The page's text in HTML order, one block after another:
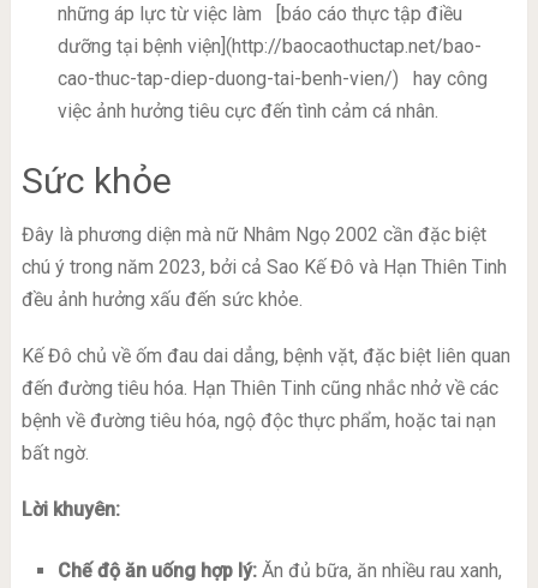
những áp lực từ việc làm
[báo cáo thực tập điều
dưỡng tại bệnh viện](http://baocaothuctap.net/bao-
cao-thuc-tap-diep-duong-tai-benh-vien/)
hay công
việc ảnh hưởng tiêu cực đến tình cảm cá nhân.
Sức khỏe
Đây là phương diện mà nữ Nhâm Ngọ 2002 cần đặc biệt
chú ý trong năm 2023, bởi cả Sao Kế Đô và Hạn Thiên Tinh
đều ảnh hưởng xấu đến sức khỏe.
Kế Đô chủ về ốm đau dai dẳng, bệnh vặt, đặc biệt liên quan
đến đường tiêu hóa. Hạn Thiên Tinh cũng nhắc nhở về các
bệnh về đường tiêu hóa, ngộ độc thực phẩm, hoặc tai nạn
bất ngờ.
Lời khuyên:
Chế độ ăn uống hợp lý:Ăn đủ bữa, ăn nhiều rau xanh,